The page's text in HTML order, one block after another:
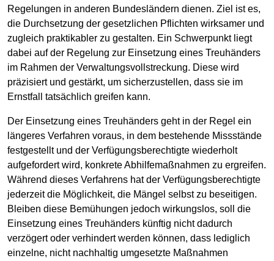
Regelungen in anderen Bundesländern dienen. Ziel ist es,
die Durchsetzung der gesetzlichen Pflichten wirksamer und
zugleich praktikabler zu gestalten. Ein Schwerpunkt liegt
dabei auf der Regelung zur Einsetzung eines Treuhänders
im Rahmen der Verwaltungsvollstreckung. Diese wird
präzisiert und gestärkt, um sicherzustellen, dass sie im
Ernstfall tatsächlich greifen kann.
Der Einsetzung eines Treuhänders geht in der Regel ein
längeres Verfahren voraus, in dem bestehende Missstände
festgestellt und der Verfügungsberechtigte wiederholt
aufgefordert wird, konkrete Abhilfemaßnahmen zu ergreifen.
Während dieses Verfahrens hat der Verfügungsberechtigte
jederzeit die Möglichkeit, die Mängel selbst zu beseitigen.
Bleiben diese Bemühungen jedoch wirkungslos, soll die
Einsetzung eines Treuhänders künftig nicht dadurch
verzögert oder verhindert werden können, dass lediglich
einzelne, nicht nachhaltig umgesetzte Maßnahmen